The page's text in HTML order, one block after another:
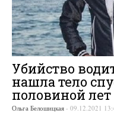
Убийство
нашла тело
половиной лет
Ольга Белошицкая - 09.12.2021